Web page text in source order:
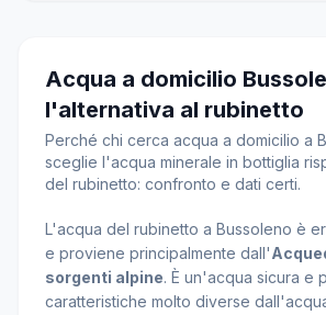
Acqua a domicilio
l'alternativa al rubinetto
Perché chi cerca acqua a domicilio a
sceglie l'acqua minerale in bottiglia
del rubinetto: confronto e dati certi.
L'acqua del rubinetto a Bussoleno è
e proviene principalmente dall'
sorgenti alpine. È un'acqua sicura e
caratteristiche molto diverse